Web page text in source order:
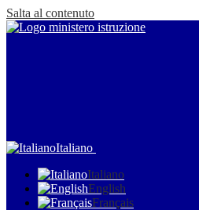
Salta al contenuto
Italiano
Italiano
English
Français